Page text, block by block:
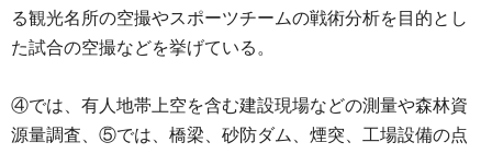
る観光名所の空撮やスポーツチームの戦術分析を目的とし
た試合の空撮などを挙げている。
④では、有人地帯上空を含む建設現場などの測量や森林資
源量調査、⑤では、橋梁、砂防ダム、煙突、工場設備の点